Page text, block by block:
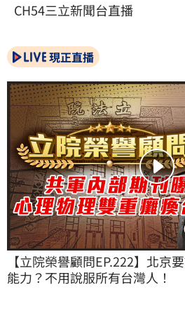
CH54三立新聞台直播
現正直播
【立院榮譽顧問EP.222】北京
能力？不用說服所有台灣人！